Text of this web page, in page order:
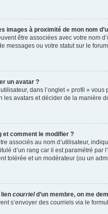
images à proximité de mon nom
être associées avec votre nom
messages ou votre statut sur le
un avatar ?
dans l’onglet « profil »
les avatars et décider de la manière
et comment le modifier ?
associés au nom d’utilisateur,
d’un rang car il est paramétré
tolérée et un modérateur (ou un
courrield’un membre, on me
s’envoyer des courriels via le